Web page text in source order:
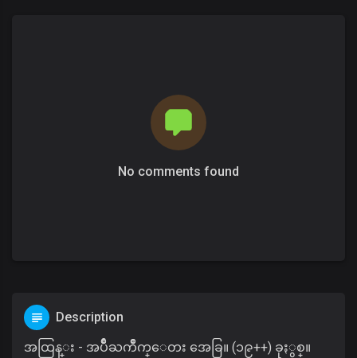
No comments found
Description
အထြန္း - အပ်ိဳႀကိဳက္ေတး အေခြ။ (၁၉++) ခုႏွစ္။